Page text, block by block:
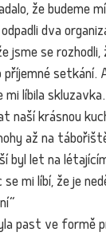
že budeme
dva
jsme se rozhodli,
příjemné setkání.
mi líbila
naší krásnou
až na
byl let na
se mi líbí, že je
past ve formě